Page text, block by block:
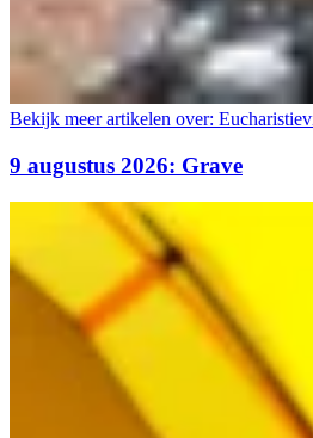
Bekijk meer artikelen over:
9 augustus 2026: Grave